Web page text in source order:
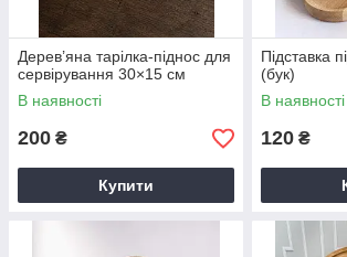
Дерев’яна тарілка-піднос для
сервірування 30×15 см
В наявності
200 ₴
Купити
Підставка
(бук)
В наявності
120 ₴